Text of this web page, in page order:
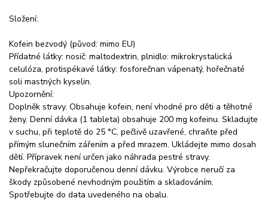
Složení:
Kofein bezvodý (původ: mimo EU)
Přídatné látky: nosič: maltodextrin, plnidlo: mikrokrystalická
celulóza, protispékavé látky: fosforečnan vápenatý, hořečnaté
soli mastných kyselin.
Upozornění:
Doplněk stravy. Obsahuje kofein, není vhodné pro děti a těhotné
ženy. Denní dávka (1 tableta) obsahuje 200 mg kofeinu. Skladujte
v suchu, při teplotě do 25 °C, pečlivě uzavřené, chraňte před
přímým slunečním zářením a před mrazem. Ukládejte mimo dosah
dětí. Přípravek není určen jako náhrada pestré stravy.
Nepřekračujte doporučenou denní dávku. Výrobce neručí za
škody způsobené nevhodným použitím a skladováním.
Spotřebujte do data uvedeného na obalu.